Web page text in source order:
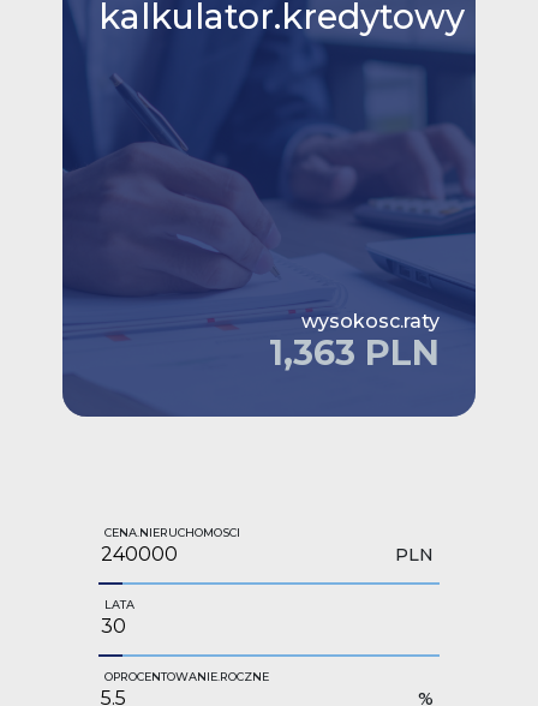
kalkulator.kredytowy
wysokosc.raty
1,363 PLN
CENA.NIERUCHOMOSCI
PLN
LATA
OPROCENTOWANIE.ROCZNE
%